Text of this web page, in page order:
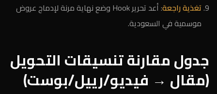
تغذية راجعة
: أعد تحرير Hook وضع نهاية مرنة لإدماج عروض
موسمية في السعودية.
جدول مقارنة تنسيقات التحويل
(مقال → فيديو/رييل/بوست)